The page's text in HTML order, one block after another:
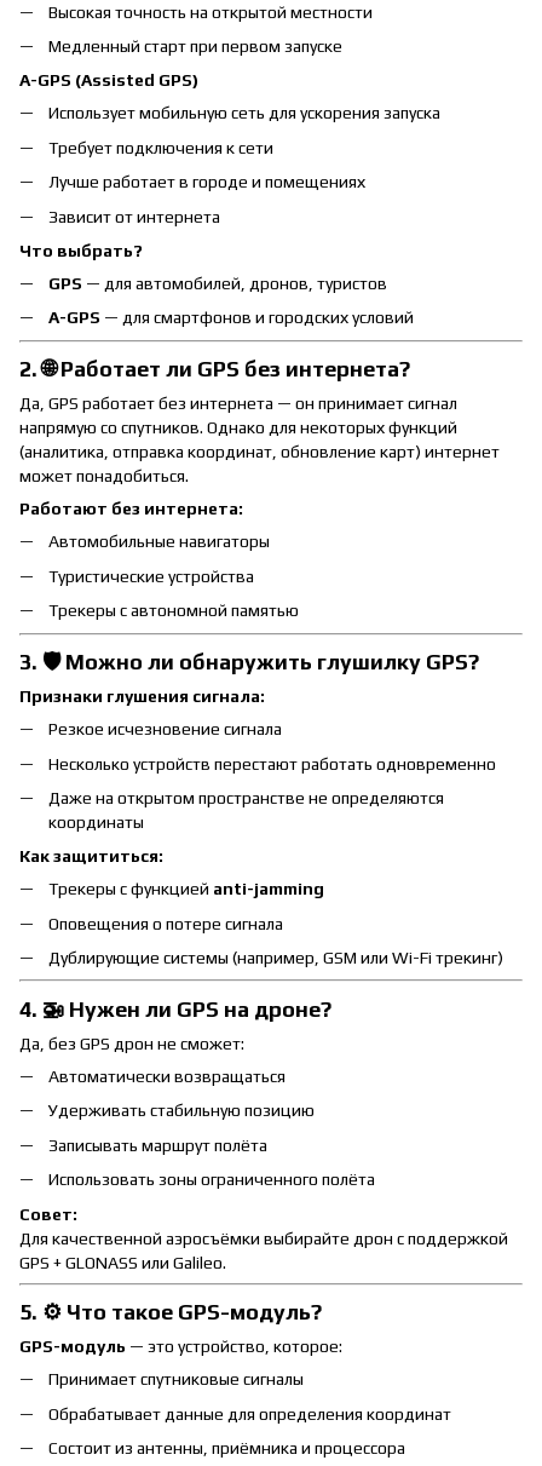
Высокая точность на открытой местности
Медленный старт при первом запуске
A-GPS (Assisted GPS)
Использует мобильную сеть для ускорения запуска
Требует подключения к сети
Лучше работает в городе и помещениях
Зависит от интернета
Что выбрать?
GPS — для автомобилей, дронов, туристов
A-GPS — для смартфонов и городских условий
2. 🌐 Работает ли GPS без интернета?
Да, GPS работает без интернета — он принимает сигнал
напрямую со спутников. Однако для некоторых функций
(аналитика, отправка координат, обновление карт) интернет
может понадобиться.
Работают без интернета:
Автомобильные навигаторы
Туристические устройства
Трекеры с автономной памятью
3. 🛡️ Можно ли обнаружить глушилку GPS?
Признаки глушения сигнала:
Резкое исчезновение сигнала
Несколько устройств перестают работать одновременно
Даже на открытом пространстве не определяются
координаты
Как защититься:
Трекеры с функцией anti-jamming
Оповещения о потере сигнала
Дублирующие системы (например, GSM или Wi-Fi трекинг)
4. 🚁 Нужен ли GPS на дроне?
Да, без GPS дрон не сможет:
Автоматически возвращаться
Удерживать стабильную позицию
Записывать маршрут полёта
Использовать зоны ограниченного полёта
Совет:
Для качественной аэросъёмки выбирайте дрон с поддержкой
GPS + GLONASS или Galileo.
5. ⚙️ Что такое GPS-модуль?
GPS-модуль — это устройство, которое:
Принимает спутниковые сигналы
Обрабатывает данные для определения координат
Состоит из антенны, приёмника и процессора